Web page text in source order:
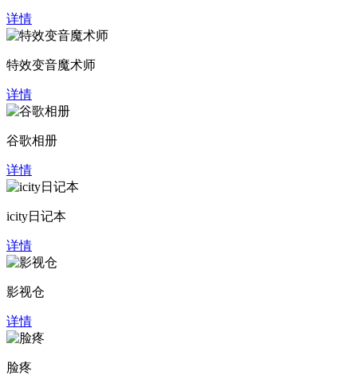
详情
特效变音魔术师
详情
谷歌相册
详情
icity日记本
详情
影视仓
详情
脸疼